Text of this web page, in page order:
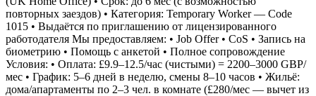
повторных заездов) • Категория: Temporary Worker — Code
1015 • Выдаётся по приглашению от лицензированного
работодателя Мы предоставляем: • Job Offer • CoS • Запись на
биометрию • Помощь с анкетой • Полное сопровождение
Условия: • Оплата: £9.9–12.5/час (чистыми) = 2200–3000 GBP/
мес • График: 5–6 дней в неделю, смены 8–10 часов • Жильё:
дома/апартаменты по 2–3 чел. в комнате (£280/мес — вычет из